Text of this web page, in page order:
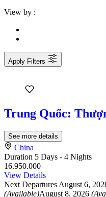
View by :
Apply Filters
Trung Quốc:
See more details
China
Duration 5 Days - 4 Nights
16.950.000
View Details
Next Departures August 6,
(Available)August 8, 2026